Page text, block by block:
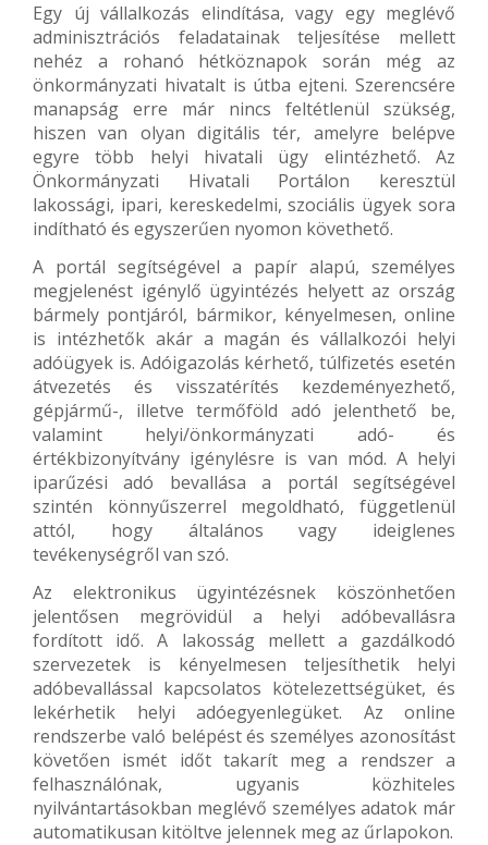
Egy új vállalkozás elindítása, vagy egy meglévő
adminisztrációs feladatainak teljesítése mellett
nehéz a rohanó hétköznapok során még az
önkormányzati hivatalt is útba ejteni. Szerencsére
manapság erre már nincs feltétlenül szükség,
hiszen van olyan digitális tér, amelyre belépve
egyre több helyi hivatali ügy elintézhető. Az
Önkormányzati Hivatali Portálon keresztül
lakossági, ipari, kereskedelmi, szociális ügyek sora
indítható és egyszerűen nyomon követhető.
A portál segítségével a papír alapú, személyes
megjelenést igénylő ügyintézés helyett az ország
bármely pontjáról, bármikor, kényelmesen, online
is intézhetők akár a magán és vállalkozói helyi
adóügyek is. Adóigazolás kérhető, túlfizetés esetén
átvezetés és visszatérítés kezdeményezhető,
gépjármű-, illetve termőföld adó jelenthető be,
valamint helyi/önkormányzati adó- és
értékbizonyítvány igénylésre is van mód. A helyi
iparűzési adó bevallása a portál segítségével
szintén könnyűszerrel megoldható, függetlenül
attól, hogy általános vagy ideiglenes
tevékenységről van szó.
Az elektronikus ügyintézésnek köszönhetően
jelentősen megrövidül a helyi adóbevallásra
fordított idő. A lakosság mellett a gazdálkodó
szervezetek is kényelmesen teljesíthetik helyi
adóbevallással kapcsolatos kötelezettségüket, és
lekérhetik helyi adóegyenlegüket. Az online
rendszerbe való belépést és személyes azonosítást
követően ismét időt takarít meg a rendszer a
felhasználónak, ugyanis közhiteles
nyilvántartásokban meglévő személyes adatok már
automatikusan kitöltve jelennek meg az űrlapokon.